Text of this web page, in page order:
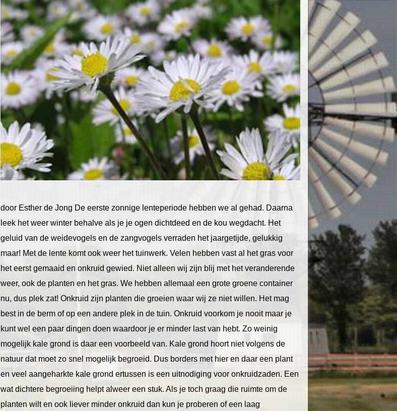
door Esther de Jong De eerste zonnige lenteperiode hebben we al gehad. Daarna
leek het weer winter behalve als je je ogen dichtdeed en de kou wegdacht. Het
geluid van de weidevogels en de zangvogels verraden het jaargetijde, gelukkig
maar! Met de lente komt ook weer het tuinwerk. Velen hebben vast al het gras voor
het eerst gemaaid en onkruid gewied. Niet alleen wij zijn blij met het veranderende
weer, ook de planten en het gras. We hebben allemaal een grote groene container
nu, dus plek zat! Onkruid zijn planten die groeien waar wij ze niet willen. Het mag
best in de berm of op een andere plek in de tuin. Onkruid voorkom je nooit maar je
kunt wel een paar dingen doen waardoor je er minder last van hebt. Zo weinig
mogelijk kale grond is daar een voorbeeld van. Kale grond hoort niet volgens de
natuur dat moet zo snel mogelijk begroeid. Dus borders met hier en daar een plant
en veel aangeharkte kale grond ertussen is een uitnodiging voor onkruidzaden. Een
wat dichtere begroeiing helpt alweer een stuk. Als je toch graag die ruimte om de
planten wilt en ook liever minder onkruid dan kun je proberen of een laag